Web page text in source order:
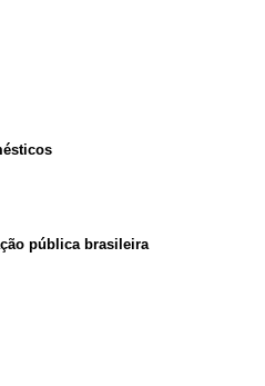
pública brasileira